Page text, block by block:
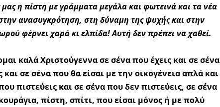
η πίστη με γράμματα μεγάλα και φωτεινά και τα νέα
ανασυγκρότηση, στη δύναμη της ψυχής και στην
φέρνει χαρά κι ελπίδα! Αυτή δεν πρέπει να χαθεί.
καλά Χριστούγεννα σε σένα που έχεις και σε σένα
σε σένα που θα είσαι με την οικογένεια απλά και
πιστεύεις και σε σένα που δεν πιστεύεις, σε σένα
πίστη, σπίτι, που είσαι μόνος ή με πολύ